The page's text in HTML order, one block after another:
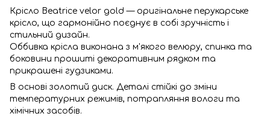
Крісло Beatrice velor gold — оригінальне перукарське
крісло, що гармонійно поєднує в собі зручність і
стильний дизайн.
Оббивка крісла виконана з м'якого велюру, спинка та
боковини прошиті декоративним рядком та
прикрашені гудзиками.
В основі золотий диск. Деталі стійкі до зміни
температурних режимів, потрапляння вологи та
хімічних засобів.